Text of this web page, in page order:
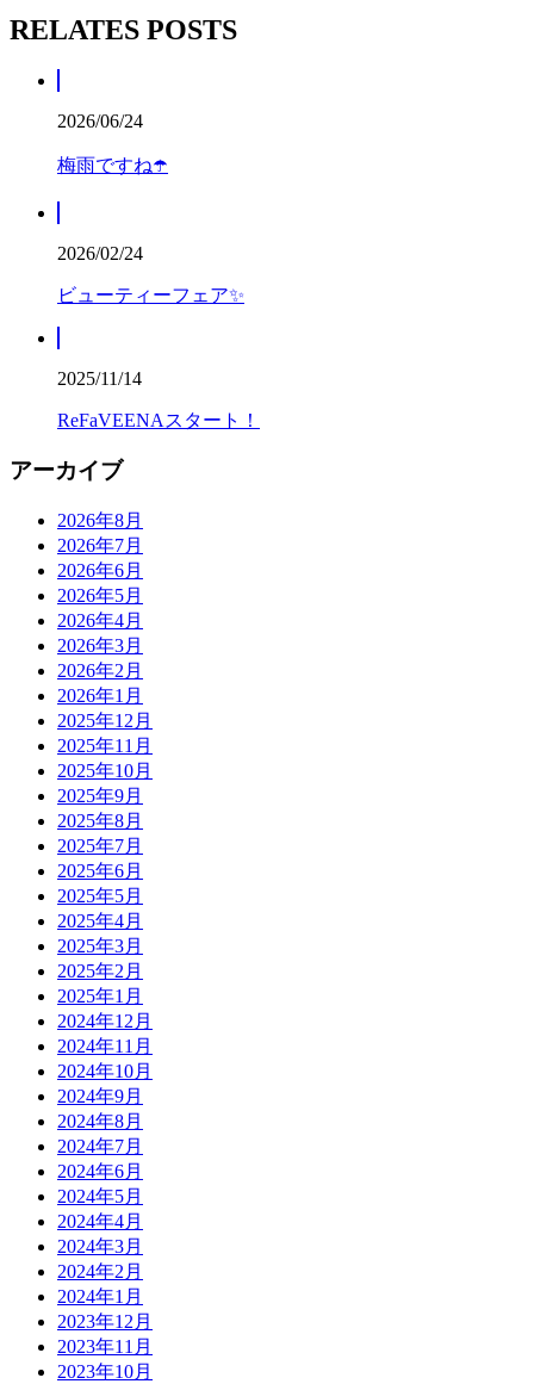
RELATES POSTS
2026/06/24
梅雨ですね☂️
2026/02/24
ビューティーフェア✨
2025/11/14
ReFaVEENAスタート！
アーカイブ
2026年8月
2026年7月
2026年6月
2026年5月
2026年4月
2026年3月
2026年2月
2026年1月
2025年12月
2025年11月
2025年10月
2025年9月
2025年8月
2025年7月
2025年6月
2025年5月
2025年4月
2025年3月
2025年2月
2025年1月
2024年12月
2024年11月
2024年10月
2024年9月
2024年8月
2024年7月
2024年6月
2024年5月
2024年4月
2024年3月
2024年2月
2024年1月
2023年12月
2023年11月
2023年10月